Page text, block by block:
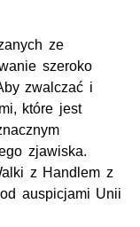
ze
szeroko
zwalczać i
które jest
zjawiska.
z Handlem z
auspicjami Unii